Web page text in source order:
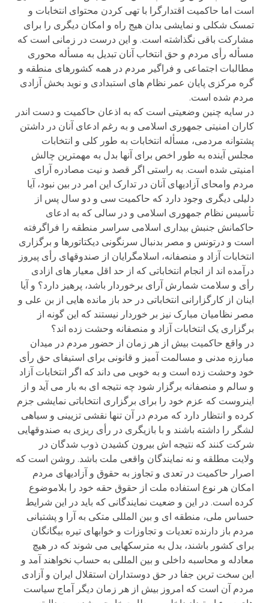
است اما حاکمیت اقتدارگرا با تهی کردن محتوای انتخابات و
تمسک شکلی و نمایشی بدان هیج راه و امکان دیگری را برای
مشارکت باقی نگذاشته است. و این درست در زمانی است که
مسأله رأی مردم و حق انتخاب آنان تبدیل به مسأله محوری
مطالبات اجتماعی و فراگیر مردم در همه کشورهای منطقه و
گره مرکزی پایان عمر نظام های استبدادی و نوید بخش آزادی
مردم شده است.
در سایه چنین وضعیتی است که به اذعان حاکمیت و دست اندر
کاران امنیتی جمهوری اسلامی و به رغم ادعای آنان در داشتن
پشتوانه مردمی، مسأله انتخابات به طور کلی و انتخابات
مجلس آینده به طور اخص برای آنها بدل به مهمترین چالش
امنیتی شده است. به راستی اگر قصد و نیت مصادره آرای
مردم وامحای آزادیهای آنان در تدارک این امر در بین نبود، آیا
دلیلی دیگری وجود دارد که حاکمیت سی و دو سال پس از
تأسیس نظام جمهوری اسلامی و در سالی که به ادعای
حاکمانش جنبش بیداری اسلامی سراسر منطقه را فراگرفته
است و درتونس و مصر بدنبال سرنگونی دیکتاتورها و برگزاری
انتخابات آزاد و منصفانه، اسلامگرایان از صندوقهای رأی پیروز
درآمده اند از انجام انتخاباتی که از حد اقل معیار های ازادی
رأی و سلامت شمارش آرای برخوردار باشد، پرهیز دارد؟ و آیا
اینان از کارگزارانی انتخاباتی در حد باز مانده هایی از بن علی و
مصر نظامیان مبارک نیز بر خوردار نیستند که این گونه از
برگزاری یک انتخابات آزاد و منصفانه وحشت زده اند؟
در واقع حاکمیت بیش از هر زمان از حضور مردم در میدان
مبارزه مدنی و مسالمت آمیز و قانونی برای استیفای حق رأی
خود وحشت زده است و به خوبی می داند که اگر انتخابات آزاد
و سالم و منصفانه برگزار شود چه نتیجه ای به بار می آید و از
اینروست که عزم خود را برای برگزاری انتخاباتی نمایشی جزم
کرده و انتظار دارد که مردم در آن تنها نقشی تزیینی و سیاهی
لشگر را داشته باشند و با بازیگری در رأی ریزی به صندوقهایی
شرکت کنند که نتیجه اش بیرون کشیدن ذوب شدگان در
ولایت مطلقه و نه نمایندگان واقعی ملت باشد. روشن است که
اصرار حاکمیت در تعدی و تجاوز به حقوق و آزادیهای مردم
امکان هر نوع استفاده ملت از حقوق حقه خود را بلاموضوع
کرده است. در این و ضعیت نمایندگانی که باید در این شرایط
حساس ملی، منطقه ای و بین المللی متکی به آرا و پشتبانی
مردم باز دارنده تعدیات و تجاوزات و خوابهای تیره بیگانگان
برای کشور باشند، بدل به مترسکهایی می شوند که در هیچ
معادله و محاسبه داخلی و بین المللی به حساب نخواهند آمد و
این سخت ترین جفا در حق دوستداران استقلال ایران و آزادی
مردم آن است که امروز بیش از هر زمان دیگر آماج سیاست